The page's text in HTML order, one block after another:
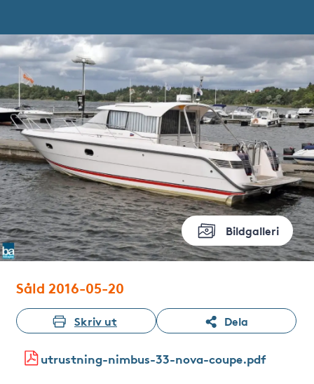
Bildgalleri
Såld 2016-05-20
Skriv ut Dela
utrustning-nimbus-33-nova-coupe.pdf